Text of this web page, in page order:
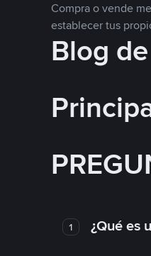
Compra o vende
establecer tus
Blog
1 ¿Qué es